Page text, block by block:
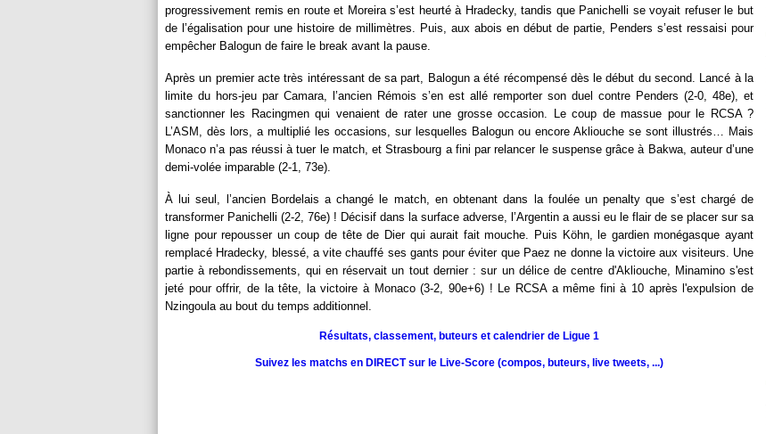
progressivement remis en route et Moreira s’est heurté à Hradecky, tandis que Panichelli se voyait refuser le but
de l’égalisation pour une histoire de millimètres. Puis, aux abois en début de partie, Penders s’est ressaisi pour
empêcher Balogun de faire le break avant la pause.
Après un premier acte très intéressant de sa part, Balogun a été récompensé dès le début du second. Lancé à la
limite du hors-jeu par Camara, l’ancien Rémois s’en est allé remporter son duel contre Penders (2-0, 48e), et
sanctionner les Racingmen qui venaient de rater une grosse occasion. Le coup de massue pour le RCSA ?
L’ASM, dès lors, a multiplié les occasions, sur lesquelles Balogun ou encore Akliouche se sont illustrés… Mais
Monaco n’a pas réussi à tuer le match, et Strasbourg a fini par relancer le suspense grâce à Bakwa, auteur d’une
demi-volée imparable (2-1, 73e).
À lui seul, l’ancien Bordelais a changé le match, en obtenant dans la foulée un penalty que s’est chargé de
transformer Panichelli (2-2, 76e) ! Décisif dans la surface adverse, l’Argentin a aussi eu le flair de se placer sur sa
ligne pour repousser un coup de tête de Dier qui aurait fait mouche. Puis Köhn, le gardien monégasque ayant
remplacé Hradecky, blessé, a vite chauffé ses gants pour éviter que Paez ne donne la victoire aux visiteurs. Une
partie à rebondissements, qui en réservait un tout dernier : sur un délice de centre d'Akliouche, Minamino s'est
jeté pour offrir, de la tête, la victoire à Monaco (3-2, 90e+6) ! Le RCSA a même fini à 10 après l'expulsion de
Nzingoula au bout du temps additionnel.
Résultats, classement, buteurs et calendrier de Ligue 1
Suivez les matchs en DIRECT sur le Live-Score (compos, buteurs, live tweets, ...)